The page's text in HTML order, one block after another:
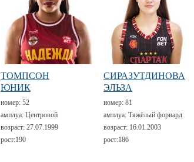
ТОМПСОН
ЮНИК
номер: 52
амплуа: Центровой
возраст: 27.07.1999
рост:190
СИРАЗУТДИНОВА
ЭЛЬЗА
номер: 81
амплуа: Тяжёлый форвард
возраст: 16.01.2003
рост:186